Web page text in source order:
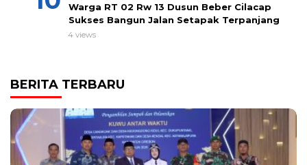
Warga RT 02 Rw 13 Dusun Beber Cilacap
Sukses Bangun Jalan Setapak Terpanjang
4 views
BERITA TERBARU